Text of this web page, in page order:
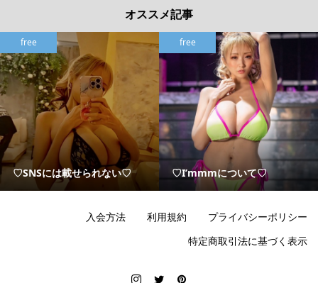
オススメ記事
♡SNSには載せられない♡
free
♡I’mmmについて♡
free
入会方法 利用規約
プライバシーポリシー
特定商取引法に基づく表示